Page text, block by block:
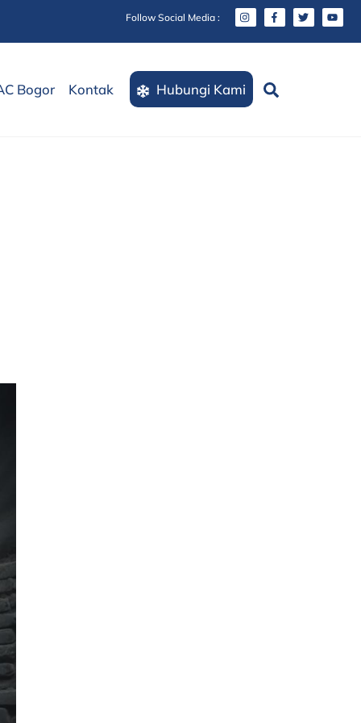
Follow Social Media :
Bogor Kontak Hubungi Kami